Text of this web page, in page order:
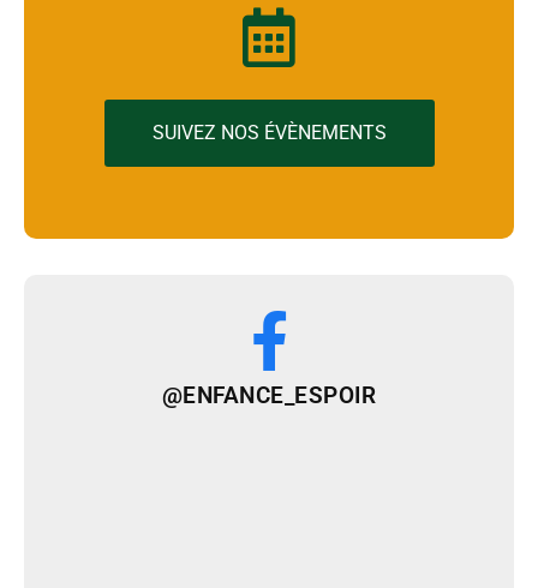
SUIVEZ NOS ÉVÈNEMENTS
@ENFANCE_ESPOIR